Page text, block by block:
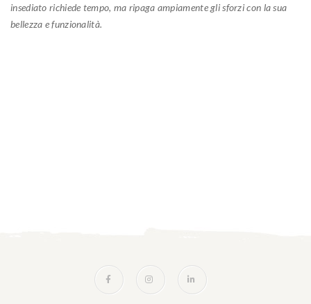
insediato richiede tempo, ma ripaga ampiamente gli sforzi con la sua
bellezza e funzionalità.